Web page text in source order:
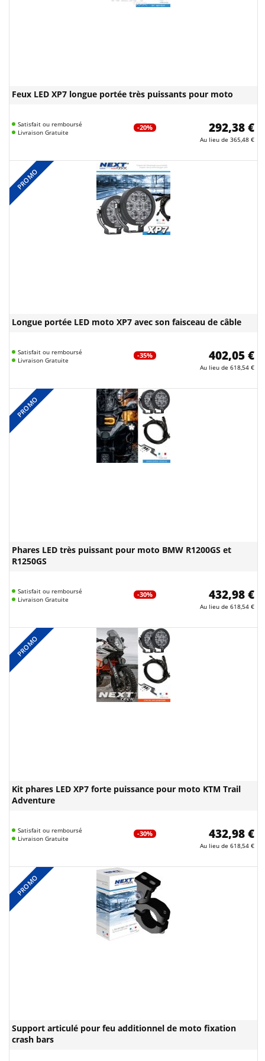
Feux LED XP7 longue portée très puissants pour moto
Satisfait ou remboursé
Livraison Gratuite
-20% 292,38 €
Au lieu de 365,48 €
PROMO
Longue portée LED moto XP7 avec son faisceau de câble
Satisfait ou remboursé
Livraison Gratuite
-35% 402,05 €
Au lieu de 618,54 €
PROMO
Phares LED très puissant pour moto BMW R1200GS et
R1250GS
Satisfait ou remboursé
Livraison Gratuite
-30% 432,98 €
Au lieu de 618,54 €
PROMO
Kit phares LED XP7 forte puissance pour moto KTM Trail
Adventure
Satisfait ou remboursé
Livraison Gratuite
-30% 432,98 €
Au lieu de 618,54 €
PROMO
Support articulé pour feu additionnel de moto fixation
crash bars